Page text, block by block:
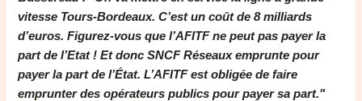
vitesse Tours-Bordeaux. C’est un coût de 8 milliards
d’euros. Figurez-vous que l’AFITF ne peut pas payer la
part de l’Etat ! Et donc SNCF Réseaux emprunte pour
payer la part de l’État. L’AFITF est obligée de faire
emprunter des opérateurs publics pour payer sa part."